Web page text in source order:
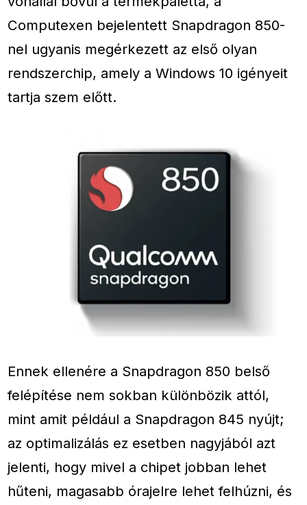
Computexen bejelentett Snapdragon 850-
nel ugyanis megérkezett az első olyan
rendszerchip, amely a Windows 10 igényeit
tartja szem előtt.
Ennek ellenére a Snapdragon 850 belső
felépítése nem sokban különbözik attól,
mint amit például a Snapdragon 845 nyújt;
az optimalizálás ez esetben nagyjából azt
jelenti, hogy mivel a chipet jobban lehet
hűteni, magasabb órajelre lehet felhúzni, és